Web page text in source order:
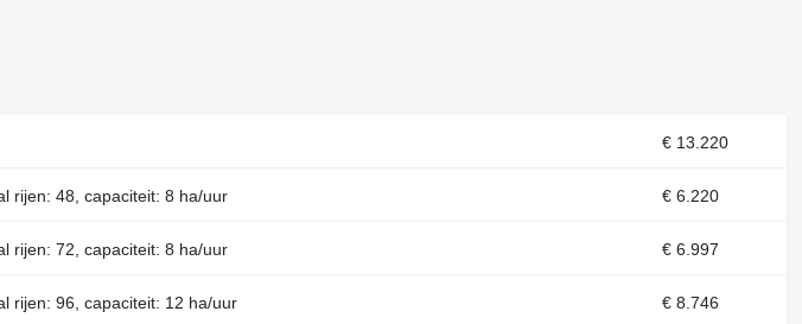
€ 13.220
rijen: 48, capaciteit: 8 ha/uur € 6.220
rijen: 72, capaciteit: 8 ha/uur € 6.997
rijen: 96, capaciteit: 12 ha/uur € 8.746